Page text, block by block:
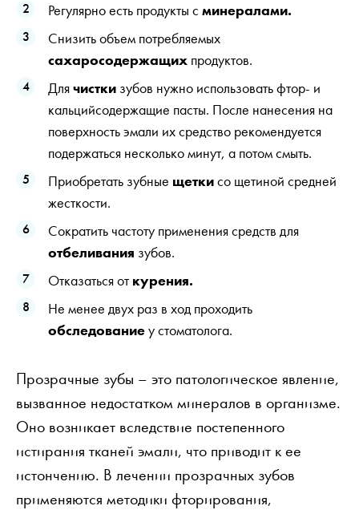
Регулярно есть продукты сминералами.
Снизить объем потребляемых
сахаросодержащих продуктов.
Длячистки зубов нужно использовать фтор- и
кальцийсодержащие пасты. После нанесения на
поверхность эмали их средство рекомендуется
подержаться несколько минут, а потом смыть.
Приобретать зубные щеткисо щетиной средней
жесткости.
Сократить частоту применения средств для
отбеливания зубов.
Отказаться откурения.
Не менее двух раз в ход проходить
обследованиеу стоматолога.
Прозрачные зубы – это патологическое явление,
вызванное недостатком минералов в организме.
Оно возникает вследствие постепенного
истирания тканей эмали, что приводит к ее
истончению. В лечении прозрачных зубов
применяются методики фторирования,